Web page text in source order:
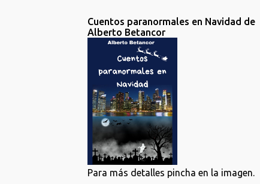
Cuentos paranormales en Navidad de
Alberto Betancor
Para más detalles pincha en la imagen.